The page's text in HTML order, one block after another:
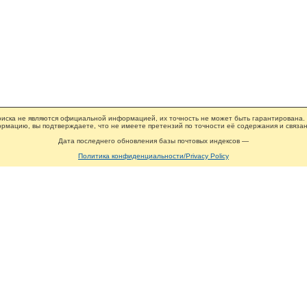
не являются официальной информацией, их точность не может быть гарантирована.
вы подтверждаете, что не имеете претензий по точности её содержания и
Дата последнего обновления базы почтовых индексов —
Политика конфиденциальности/Privacy Policy